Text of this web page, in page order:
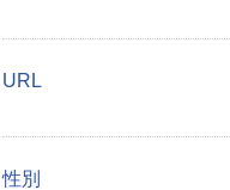
URL
性別